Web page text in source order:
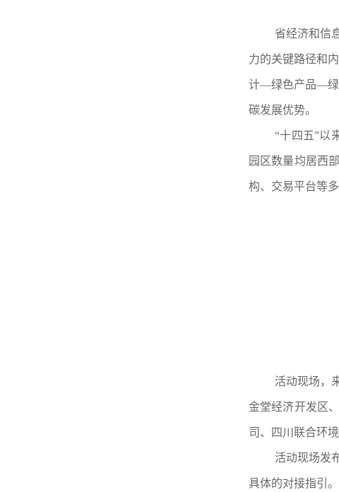
省经济和信
力的关键路径和
计—绿色产品—绿
碳发展优势。
“十四五”以
园区数量均居西
构、交易平台等
活动现场，
金堂经济开发区
司、四川联合环
活动现场发
具体的对接指引